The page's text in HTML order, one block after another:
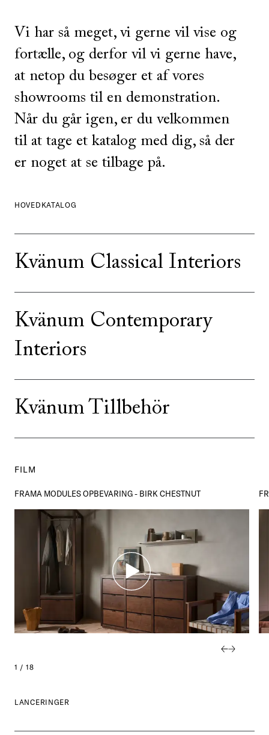
Vi har så meget, vi gerne vil vise og
fortælle, og derfor vil vi gerne have,
at netop du besøger et af vores
showrooms til en demonstration.
Når du går igen, er du velkommen
til at tage et katalog med dig, så der
er noget at se tilbage på.
HOVEDKATALOG
Kvänum Classical Interiors
Kvänum Contemporary
Interiors
Kvänum Tillbehör
FILM
FRAMA MODULES OPBEVARING - BIRK CHESTNUT
1 / 18
LANCERINGER